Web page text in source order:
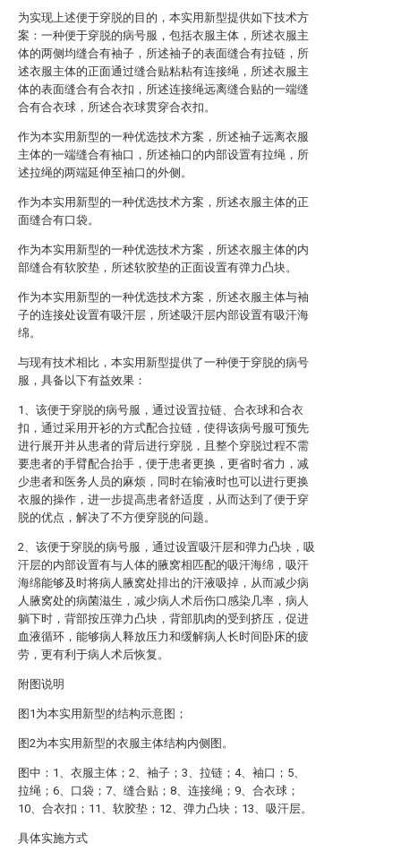
为实现上述便于穿脱的目的，本实用新型提供如下技术方
案：一种便于穿脱的病号服，包括衣服主体，所述衣服主
体的两侧均缝合有袖子，所述袖子的表面缝合有拉链，所
述衣服主体的正面通过缝合贴粘粘有连接绳，所述衣服主
体的表面缝合有合衣扣，所述连接绳远离缝合贴的一端缝
合有合衣球，所述合衣球贯穿合衣扣。
作为本实用新型的一种优选技术方案，所述袖子远离衣服
主体的一端缝合有袖口，所述袖口的内部设置有拉绳，所
述拉绳的两端延伸至袖口的外侧。
作为本实用新型的一种优选技术方案，所述衣服主体的正
面缝合有口袋。
作为本实用新型的一种优选技术方案，所述衣服主体的内
部缝合有软胶垫，所述软胶垫的正面设置有弹力凸块。
作为本实用新型的一种优选技术方案，所述衣服主体与袖
子的连接处设置有吸汗层，所述吸汗层内部设置有吸汗海
绵。
与现有技术相比，本实用新型提供了一种便于穿脱的病号
服，具备以下有益效果：
1、该便于穿脱的病号服，通过设置拉链、合衣球和合衣
扣，通过采用开衫的方式配合拉链，使得该病号服可预先
进行展开并从患者的背后进行穿脱，且整个穿脱过程不需
要患者的手臂配合抬手，便于患者更换，更省时省力，减
少患者和医务人员的麻烦，同时在输液时也可以进行更换
衣服的操作，进一步提高患者舒适度，从而达到了便于穿
脱的优点，解决了不方便穿脱的问题。
2、该便于穿脱的病号服，通过设置吸汗层和弹力凸块，吸
汗层的内部设置有与人体的腋窝相匹配的吸汗海绵，吸汗
海绵能够及时将病人腋窝处排出的汗液吸掉，从而减少病
人腋窝处的病菌滋生，减少病人术后伤口感染几率，病人
躺下时，背部按压弹力凸块，背部肌肉的受到挤压，促进
血液循环，能够病人释放压力和缓解病人长时间卧床的疲
劳，更有利于病人术后恢复。
附图说明
图1为本实用新型的结构示意图；
图2为本实用新型的衣服主体结构内侧图。
图中：1、衣服主体；2、袖子；3、拉链；4、袖口；5、
拉绳；6、口袋；7、缝合贴；8、连接绳；9、合衣球；
10、合衣扣；11、软胶垫；12、弹力凸块；13、吸汗层。
具体实施方式